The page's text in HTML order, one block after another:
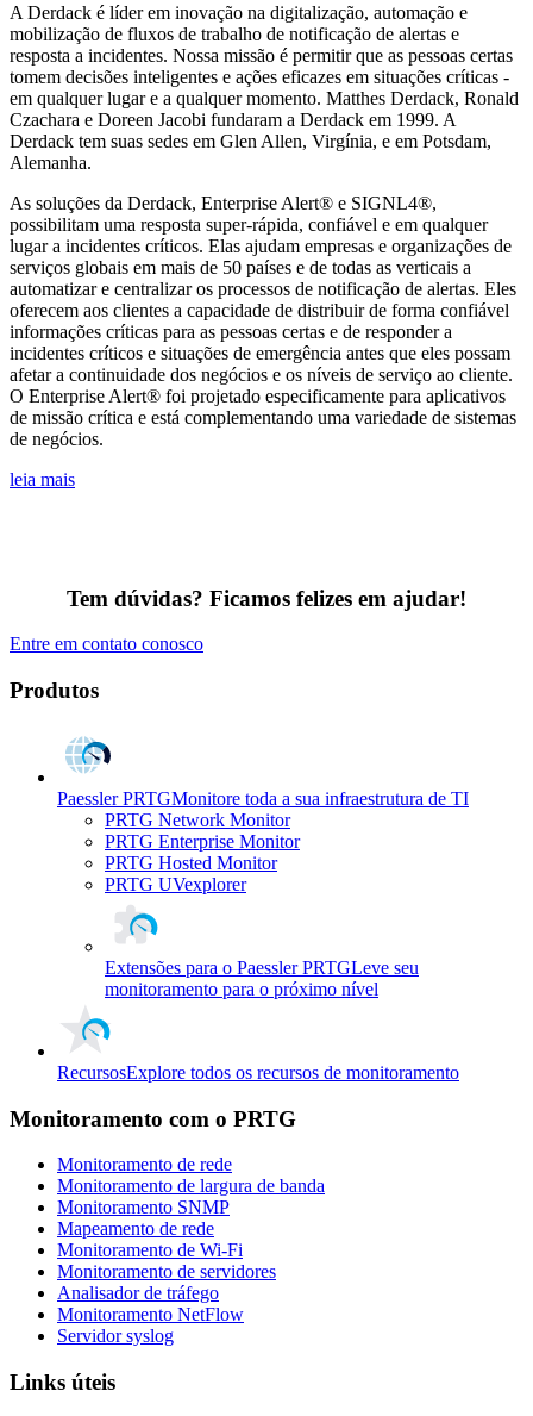
A Derdack é líder em inovação na digitalização, automação e
mobilização de fluxos de trabalho de notificação de alertas e
resposta a incidentes. Nossa missão é permitir que as pessoas certas
tomem decisões inteligentes e ações eficazes em situações críticas -
em qualquer lugar e a qualquer momento. Matthes Derdack, Ronald
Czachara e Doreen Jacobi fundaram a Derdack em 1999. A
Derdack tem suas sedes em Glen Allen, Virgínia, e em Potsdam,
Alemanha.
As soluções da Derdack, Enterprise Alert® e SIGNL4®,
possibilitam uma resposta super-rápida, confiável e em qualquer
lugar a incidentes críticos. Elas ajudam empresas e organizações de
serviços globais em mais de 50 países e de todas as verticais a
automatizar e centralizar os processos de notificação de alertas. Eles
oferecem aos clientes a capacidade de distribuir de forma confiável
informações críticas para as pessoas certas e de responder a
incidentes críticos e situações de emergência antes que eles possam
afetar a continuidade dos negócios e os níveis de serviço ao cliente.
O Enterprise Alert® foi projetado especificamente para aplicativos
de missão crítica e está complementando uma variedade de sistemas
de negócios.
leia mais
Tem dúvidas? Ficamos felizes em ajudar!
Entre em contato conosco
Produtos
Paessler PRTGMonitore toda a sua infraestrutura de TI
PRTG Network Monitor
PRTG Enterprise Monitor
PRTG Hosted Monitor
PRTG UVexplorer
Extensões para o Paessler PRTGLeve seu
monitoramento para o próximo nível
RecursosExplore todos os recursos de monitoramento
Monitoramento com o PRTG
Monitoramento de rede
Monitoramento de largura de banda
Monitoramento SNMP
Mapeamento de rede
Monitoramento de Wi-Fi
Monitoramento de servidores
Analisador de tráfego
Monitoramento NetFlow
Servidor syslog
Links úteis